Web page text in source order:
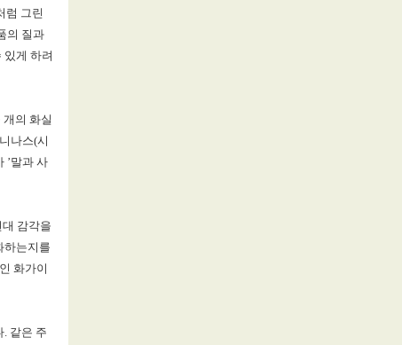
럼 그린
의 질과
있게 하려
의 화실
나스(시
’말과 사
감각을
하는지를
화가이
. 같은 주